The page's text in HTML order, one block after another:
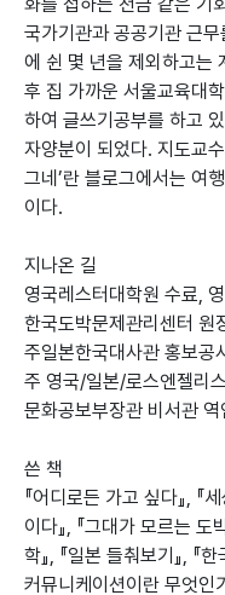
국가기관과 공공기관 근
에 쉰 몇 년을 제외하고는
후 집 가까운 서울교육대
하여 글쓰기공부를 하고
자양분이 되었다. 지도교
그네’란 블로그에서는 여
이다.
지나온 길
영국레스터대학원 수료,
한국도박문제관리센터 원
주일본한국대사관 홍보공
주 영국/일본/로스엔젤리
문화공보부장관 비서관 역
쓴 책
『어디로든 가고 싶다』, 『
이다』, 『그대가 모르는 도
학』, 『일본 들춰보기』, 『
커뮤니케이션이란 무엇인